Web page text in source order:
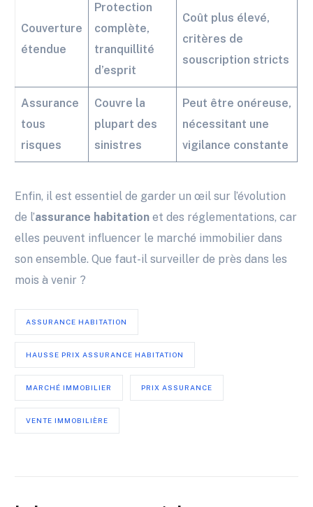
Couverture
étendue
Protection
complète,
tranquillité
d’esprit
Coût plus élevé,
critères de
souscription stricts
Assurance
tous
risques
Couvre la
plupart des
sinistres
Peut être onéreuse,
nécessitant une
vigilance constante
Enfin, il est essentiel de garder un œil sur l’évolution
de l’assurance habitation et des réglementations, car
elles peuvent influencer le marché immobilier dans
son ensemble. Que faut-il surveiller de près dans les
mois à venir ?
ASSURANCE HABITATION
HAUSSE PRIX ASSURANCE HABITATION
MARCHÉ IMMOBILIER PRIX ASSURANCE
VENTE IMMOBILIÈRE